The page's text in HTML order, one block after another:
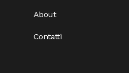
About
Contatti